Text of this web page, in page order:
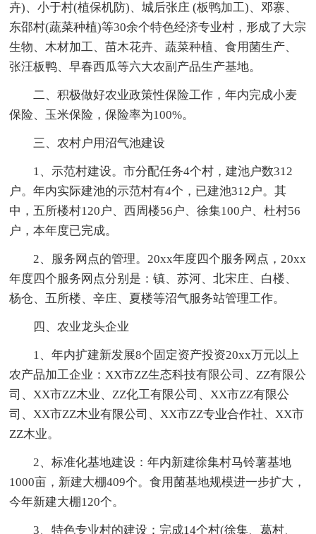
卉)、小于村(植保机防)、城后张庄 (板鸭加工)、邓寨、
东邵村(蔬菜种植)等30余个特色经济专业村，形成了大宗
生物、木材加工、苗木花卉、蔬菜种植、食用菌生产、
张汪板鸭、早春西瓜等六大农副产品生产基地。
二、积极做好农业政策性保险工作，年内完成小麦
保险、玉米保险，保险率为100%。
三、农村户用沼气池建设
1、示范村建设。市分配任务4个村，建池户数312
户。年内实际建池的示范村有4个，已建池312户。其
中，五所楼村120户、西周楼56户、徐集100户、杜村56
户，本年度已完成。
2、服务网点的管理。20xx年度四个服务网点，20xx
年度四个服务网点分别是：镇、苏河、北宋庄、白楼、
杨仓、五所楼、辛庄、夏楼等沼气服务站管理工作。
四、农业龙头企业
1、年内扩建新发展8个固定资产投资20xx万元以上
农产品加工企业：XX市ZZ生态科技有限公司、ZZ有限公
司、XX市ZZ木业、ZZ化工有限公司、XX市ZZ有限公
司、XX市ZZ木业有限公司、XX市ZZ专业合作社、XX市
ZZ木业。
2、标准化基地建设：年内新建徐集村马铃薯基地
1000亩，新建大棚409个。食用菌基地规模进一步扩大，
今年新建大棚120个。
3、特色专业村的建设：完成14个村(徐集、葛村、